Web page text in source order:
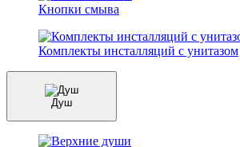
Кнопки смыва
Комплекты инсталляций с унитазом
Душ